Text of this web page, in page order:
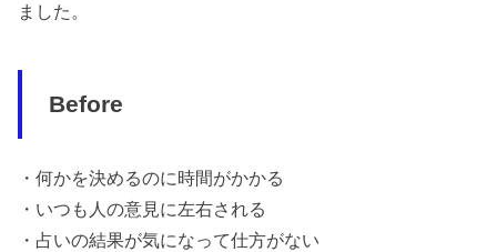
ました。
Before
・何かを決めるのに時間がかかる
・ いつも人の意見に左右される
・ 占いの結果が気になって仕方がない